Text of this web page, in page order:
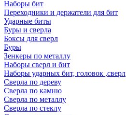
Наборы бит
Переходники и держатели для бит
Ударные биты
Буры и сверла
Боксы для сверл
Буры
Зенкеры по металлу
Наборы сверл и бит
Наборы ударных бит, головок ,сверл
Сверла по дереву
Сверла по камню
Сверла по металлу
Сверла по стеклу